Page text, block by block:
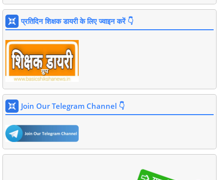
प्रतिदिन शिक्षक डायरी के लिए ज्वाइन करें 👇
Join Our Telegram Channel 👇